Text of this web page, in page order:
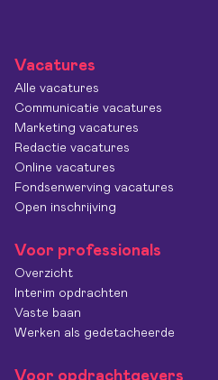
Vacatures
Alle vacatures
Communicatie vacatures
Marketing vacatures
Redactie vacatures
Online vacatures
Fondsenwerving vacatures
Open inschrijving
Voor professionals
Overzicht
Interim opdrachten
Vaste baan
Werken als gedetacheerde
Voor opdrachtgevers